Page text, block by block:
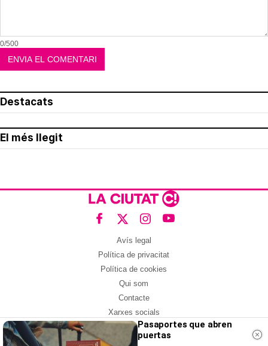
0/500
Destacats
El més llegit
Avís legal
Política de privacitat
Política de cookies
Qui som
Contacte
Xarxes socials
Amb col·laboració de:
Pasaportes que abren
puertas